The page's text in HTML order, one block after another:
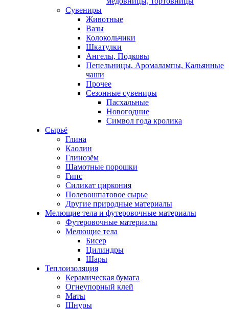
Сувениры
Животные
Вазы
Колокольчики
Шкатулки
Ангелы, Подковы
Пепельницы, Аромалампы, Кальянные
чаши
Прочее
Сезонные сувениры
Пасхальные
Новогодние
Символ года кролика
Сырьё
Глина
Каолин
Глинозём
Шамотные порошки
Гипс
Силикат циркония
Полевошпатовое сырье
Другие природные материалы
Мелющие тела и футеровочные материалы
Футеровочные материалы
Мелющие тела
Бисер
Цилиндры
Шары
Теплоизоляция
Керамическая бумага
Огнеупорный клей
Маты
Шнуры